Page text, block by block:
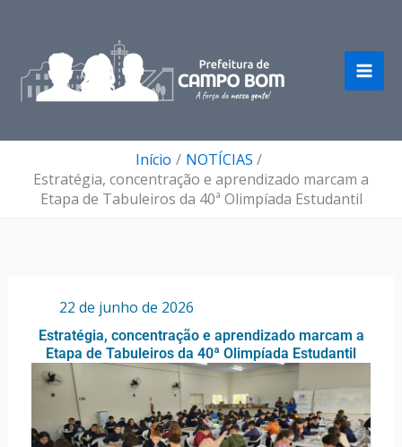
conteúdo
Início
NOTÍCIAS
Estratégia, concentração e aprendizado marcam a
Etapa de Tabuleiros da 40ª Olimpíada Estudantil
22 de junho de 2026
Estratégia, concentração e aprendizado marcam a
Etapa de Tabuleiros da 40ª Olimpíada Estudantil